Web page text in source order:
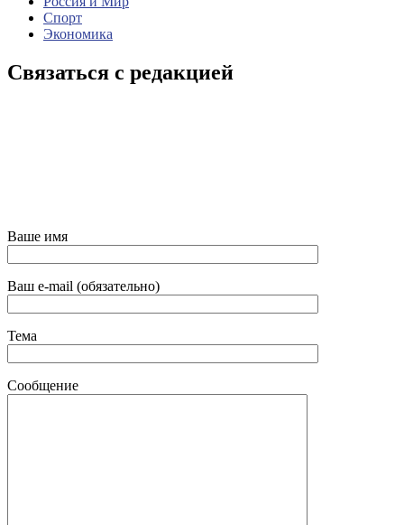
Спорт
Экономика
Связаться с редакцией
Ваше имя
Ваш e-mail (обязательно)
Тема
Сообщение